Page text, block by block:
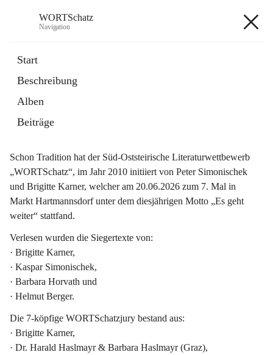
WORTSchatz
Navigation
Start
Beschreibung
Alben
Beiträge
Schon Tradition hat der Süd-Oststeirische Literaturwettbewerb
„WORTSchatz“, im Jahr 2010 initiiert von Peter Simonischek
und Brigitte Karner, welcher am 20.06.2026 zum 7. Mal in
Markt Hartmannsdorf unter dem diesjährigen Motto „Es geht
weiter“ stattfand.
Verlesen wurden die Siegertexte von:
· Brigitte Karner,
· Kaspar Simonischek,
· Barbara Horvath und
· Helmut Berger.
Die 7-köpfige WORTSchatzjury bestand aus:
· Brigitte Karner,
· Dr. Harald Haslmayr & Barbara Haslmayr (Graz),